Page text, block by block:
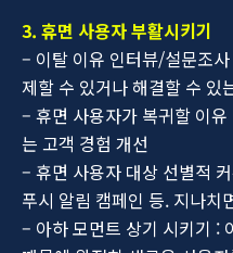
3. 휴면 사용자 부활시키기
– 이탈 이유 인터뷰/설문조
제할 수 있거나 해결할 수 있
– 휴면 사용자가 복귀할 이
는 고객 경험 개선
– 휴면 사용자 대상 선별적
푸시 알림 캠페인 등. 지나치
– 아하 모먼트 상기 시키기 :